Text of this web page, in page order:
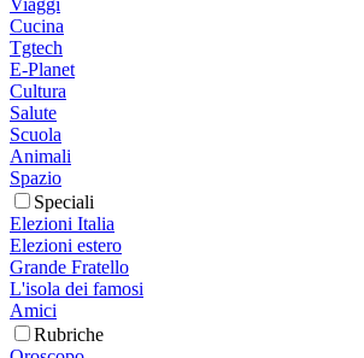
Viaggi
Cucina
Tgtech
E-Planet
Cultura
Salute
Scuola
Animali
Spazio
Speciali
Elezioni Italia
Elezioni estero
Grande Fratello
L'isola dei famosi
Amici
Rubriche